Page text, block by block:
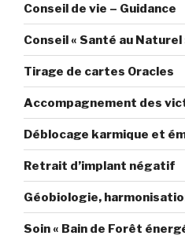
Conseil de vie – Guidance
Conseil « Santé au Naturel
Tirage de cartes Oracles
Accompagnement des
Déblocage karmique et
Retrait d’implant négatif
Géobiologie,
Soin « Bain de Forêt